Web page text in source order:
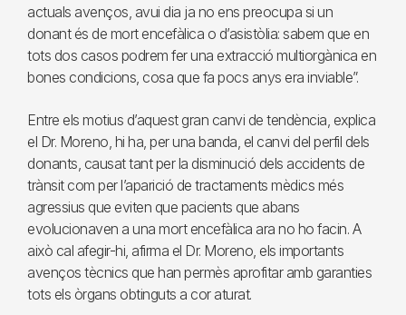
actuals avenços, avui dia ja no ens preocupa si un
donant és de mort encefàlica o d’asistòlia: sabem que en
tots dos casos podrem fer una extracció multiorgànica en
bones condicions, cosa que fa pocs anys era inviable”.
Entre els motius d’aquest gran canvi de tendència, explica
el Dr. Moreno, hi ha, per una banda, el canvi del perfil dels
donants, causat tant per la disminució dels accidents de
trànsit com per l’aparició de tractaments mèdics més
agressius que eviten que pacients que abans
evolucionaven a una mort encefàlica ara no ho facin. A
això cal afegir-hi, afirma el Dr. Moreno, els importants
avenços tècnics que han permès aprofitar amb garanties
tots els òrgans obtinguts a cor aturat.